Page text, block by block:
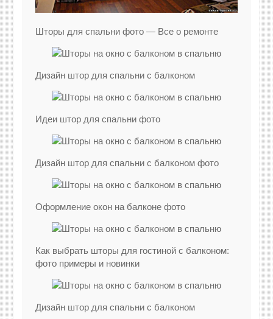
Шторы для спальни фото — Все о ремонте
Дизайн штор для спальни с балконом
Идеи штор для спальни фото
Дизайн штор для спальни с балконом фото
Оформление окон на балконе фото
Как выбрать шторы для гостиной с балконом:
фото примеры и новинки
Дизайн штор для спальни с балконом